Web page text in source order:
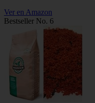
Ver en Amazon
Bestseller No. 6